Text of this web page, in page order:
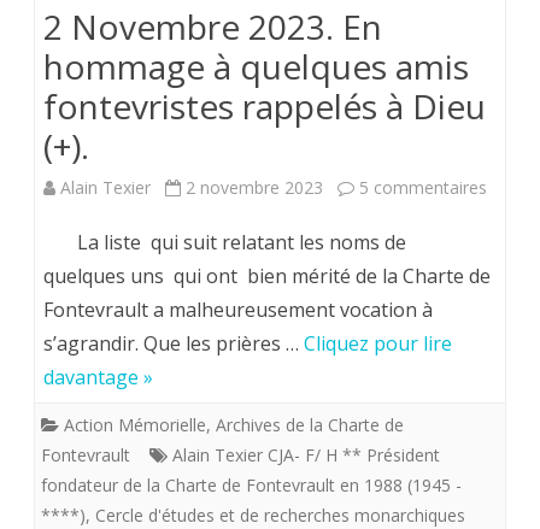
2 Novembre 2023. En
hommage à quelques amis
fontevristes rappelés à Dieu
(+).
Alain Texier 2 novembre 2023 5 commentaires
La liste qui suit relatant les noms de
quelques uns qui ont bien mérité de la Charte de
Fontevrault a malheureusement vocation à
s’agrandir. Que les prières … Cliquez pour lire
davantage »
Action Mémorielle, Archives de la Charte de
Fontevrault
Alain Texier CJA- F/ H ** Président
fondateur de la Charte de Fontevrault en 1988 (1945 -
****), Cercle d'études et de recherches monarchiques